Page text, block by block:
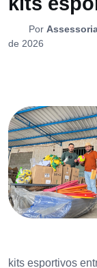
Por
de 2026
kits esportivos